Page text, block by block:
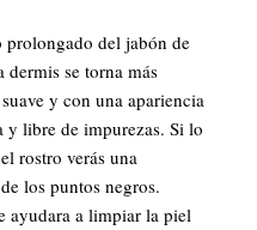
prolongado del jabón de
dermis se torna más
y con una apariencia
y libre de impurezas. Si lo
rostro verás una
los puntos negros.
ayudara a limpiar la piel